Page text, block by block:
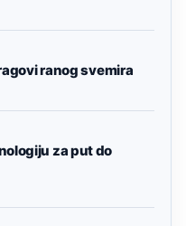
ranog svemira
za put do